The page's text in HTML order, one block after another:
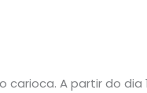
carioca. A partir do